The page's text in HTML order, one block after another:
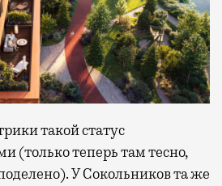
такой статус
(только теперь там тесно,
У Сокольников та же